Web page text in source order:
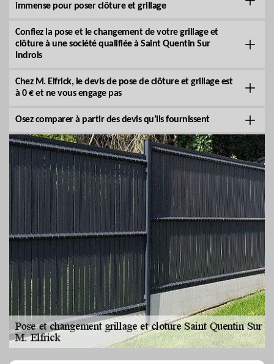
immense pour poser clôture et grillage
Confiez la pose et le changement de votre grillage et
clôture à une société qualifiée à Saint Quentin Sur
Indrois
Chez M. Elfrick, le devis de pose de clôture et grillage est
à 0 € et ne vous engage pas
Osez comparer à partir des devis qu’ils fournissent